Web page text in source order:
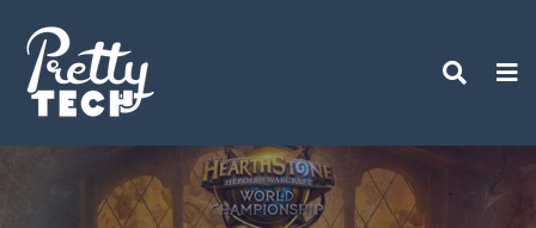
content